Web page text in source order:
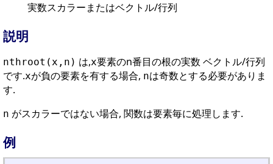
実数スカラーまたはベクトル/行列
説明
nthroot(x,n) は,x要素のn番目の根の実数 ベクトル/行列
です.xが負の要素を有する場合, nは奇数とする必要がありま
す.
n がスカラーではない場合, 関数は要素毎に処理します.
例